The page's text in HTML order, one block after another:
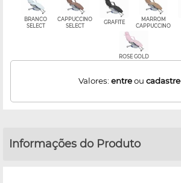
BRANCO
SELECT
CAPPUCCINO
SELECT
GRAFITE
MARROM
CAPPUCCINO
ROSE GOLD
Valores: entreou
Informações do Produto